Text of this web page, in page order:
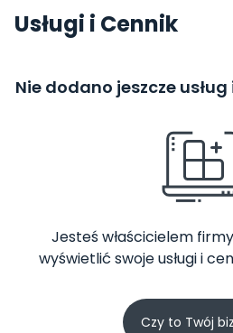
Usługi i Cennik
Nie dodano jeszcze
Jesteś właścicielem
wyświetlić swoje usługi i
Czy to Twój